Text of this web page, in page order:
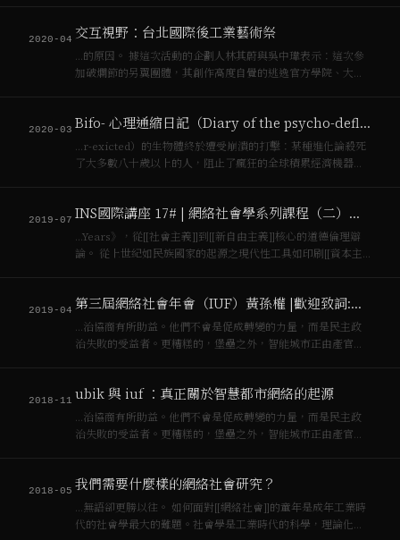
2020-04 交互視野：台北國際後工業藝術祭
…的原因。 據這次活動的企劃人林其蔚與吳中瑋表示：這次參
加破爛節的另翼團體，其創作高度自覺的逃逸官方學院、大眾
流的、邊緣文化的傳播管道及生產方…
2020-03 Bifo- 心理通縮日記（Diary of the psycho-deflation）
…r-exicted）的生物體終於遭受崩潰的打擊：某種進化論殺死
了大多數八十歲以上的人，阻止了瘋狂的全球積累經濟機器。
務。所有邏輯和經濟的連續…
2019-07 INS國際講座 17# | 網絡社會學系列課程（二）：認同的力量
…Years》，從[[社會主義]]到[[新自由主義]]核心的道德倫理辯
論。 從上世紀如民族國家的起源之現代性工具如印刷[[資本主
是幽靈鬼魂，也…
2019-04 第三屆網絡社會年會（IUF）黃孫權 |歡迎致詞:挑戰技術烏托邦的政治對話框架
…治協商有所助益。他們不會是促成轉變的力量，而是民主政
治失敗的受益者。更糟糕的，堡壘之外，智能城市正由產官學
祉。當城市面臨越來越不公平的都市設施…
2018-11 ubik 與 iuf ：真正關於智慧都市網絡的起源
…治協商有所助益。他們不會是促成轉變的力量，而是民主政
治失敗的受益者。更糟糕的，堡壘之外，智能城市正由產官學
祉。 數位縉紳化（digital g…
2018-05 我們需要什麼樣的網絡社會研究？
…無語卻更勝以往。 如何面對[[網絡社會]]的童年是成年工業時
代的社會學最大的難題。社會學是工業時代的科學，理論化都